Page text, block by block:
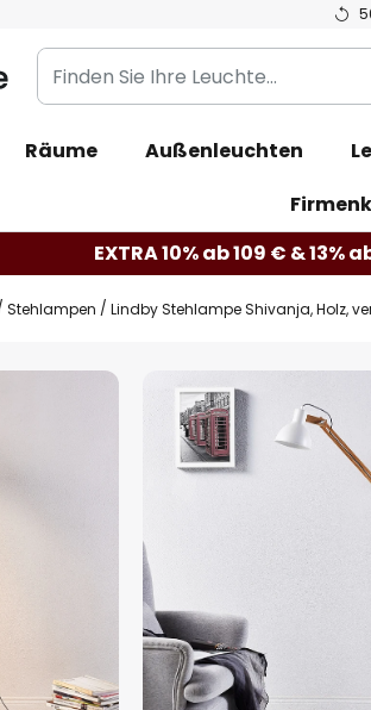
Finden
Sie
Leuchte...
Räume Außenleuchten
EXTRA 10% ab 109 € & 13%
Stehlampen Lindby Stehlampe Shivanja, Holz,